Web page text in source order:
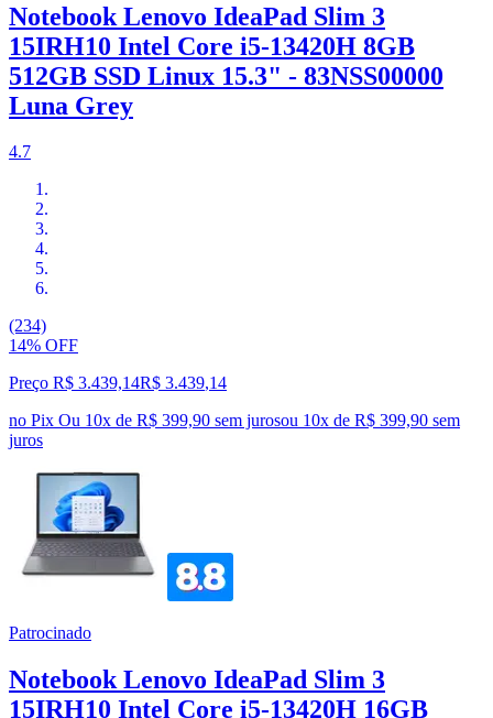
Notebook Lenovo IdeaPad Slim 3
15IRH10 Intel Core i5-13420H 8GB
512GB SSD Linux 15.3" - 83NSS00000
Luna Grey
4.7
(234)
14% OFF
Preço R$ 3.439,14R$ 3.439,14
no Pix Ou 10x de R$ 399,90 sem jurosou 10x de R$ 399,90 sem
juros
Patrocinado
Notebook Lenovo IdeaPad Slim 3
15IRH10 Intel Core i5-13420H 16GB